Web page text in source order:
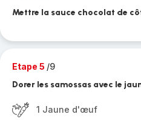
Mettre la sauce chocolat de
Etape 5 /9
Dorer les samossas avec le
1 Jaune d'œuf